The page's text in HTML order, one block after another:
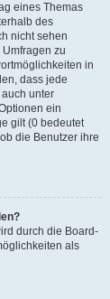
eines Themas
des
nicht sehen
zu
in
dass jede
unter
ein
gilt (0 bedeutet
die Benutzer ihre
durch die Board-
als